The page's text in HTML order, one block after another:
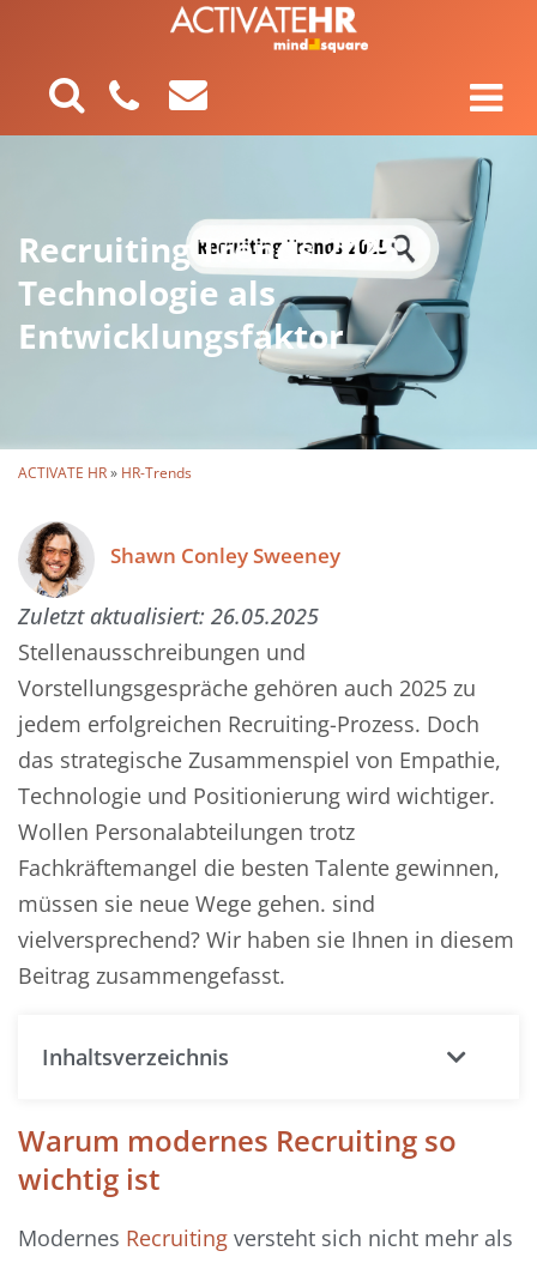
Recruiting Trends 2025:
Technologie als
Entwicklungsfaktor
ACTIVATE HR» HR-Trends
Shawn Conley Sweeney
Zuletzt aktualisiert: 26.05.2025
Stellenausschreibungen und
Vorstellungsgespräche gehören auch 2025 zu
jedem erfolgreichen Recruiting-Prozess. Doch
das strategische Zusammenspiel von Empathie,
Technologie und Positionierung wird wichtiger.
Wollen Personalabteilungen trotz
Fachkräftemangel die besten Talente gewinnen,
müssen sie neue Wege gehen. sind
vielversprechend? Wir haben sie Ihnen in diesem
Beitrag zusammengefasst.
Inhaltsverzeichnis
Warum modernes Recruiting so
wichtig ist
Modernes Recruiting versteht sich nicht mehr als